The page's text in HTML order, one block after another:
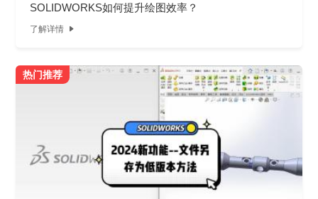
SOLIDWORKS如何提升绘图效率？
了解详情 
热门推荐